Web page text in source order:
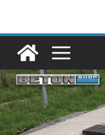
content